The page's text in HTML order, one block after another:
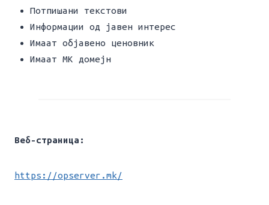
Потпишани текстови
Информации од јавен интерес
Имаат објавено ценовник
Имаат МК домејн
Веб-страница:
https://opserver.mk/